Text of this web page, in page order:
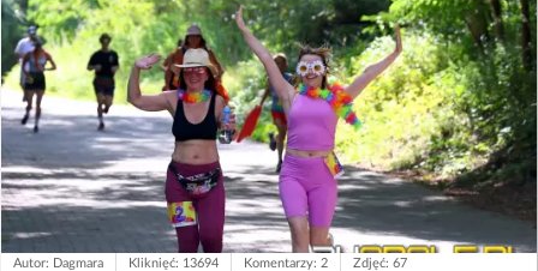
Autor: Dagmara Kliknięć: 13694 Komentarzy: 2 Zdjęć: 67